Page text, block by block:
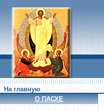
На главную
О ПАСХЕ